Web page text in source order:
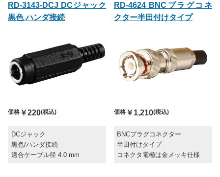
RD-3143-DCJ DCジャック
黒色 ハンダ接続
価格 ￥220(税込)
DCジャック
黒色/ハンダ接続
適合ケーブル径 4.0 mm
RD-4624 BNCプラグコネ
クター半田付けタイプ
価格￥1,210(税込)
BNCプラグコネクター
半田付けタイプ
コネクタ電極は金メッキ仕様